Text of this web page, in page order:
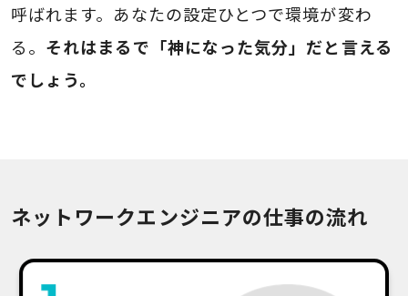
呼ばれます。あなたの設定ひとつで環境が変わ
る。 それはまるで「神になった気分」だと言える
でしょう。
ネットワークエンジニアの仕事の流れ